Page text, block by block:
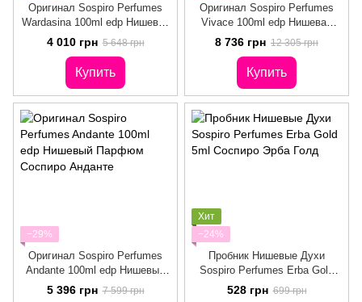
Оригинал Sospiro Perfumes
Wardasina 100ml edp Нишевая
Парфюмерия Соспиро
Вардасина
4 010 грн 5 648 грн
Купить
Оригинал Sospiro Perfumes
Vivace 100ml edp Нишевая
Парфюмерия Соспиро Вивас
8 736 грн 12 305 грн
Купить
−29%
Оригинал Sospiro Perfumes
Andante 100ml edp Нишевый
Парфюм Соспиро Анданте
5 396 грн 7 599 грн
Хит
−24%
Пробник Нишевые Духи
Sospiro Perfumes Erba Gold
5ml Соспиро Эрба Голд
528 грн 699 грн